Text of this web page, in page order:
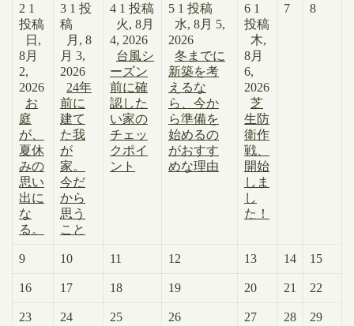
2 1
投稿
日,
8月
2,
2026
お
庭
が、
夏休
みの
思い
出に
な
る。
3 1 投
稿
月, 8
月 3,
2026
24年
前に
建て
た我
が
家。
今だ
から
思う
こと
4 1 投稿
火, 8月
4, 2026
台風シ
ーズン
前に確
認した
い家の
チェッ
クポイ
ント
5 1 投稿
水, 8月 5,
2026
冬までに
新築を考
えるな
ら、今か
ら準備を
始めるの
がおすす
めな理由
6 1
投稿
木,
8月
6,
2026
芝
生防
衛作
戦、
開始
しま
し
た！
7 8
9 10 11 12 13 14 15
16 17 18 19 20 21 22
23 24 25 26 27 28 29